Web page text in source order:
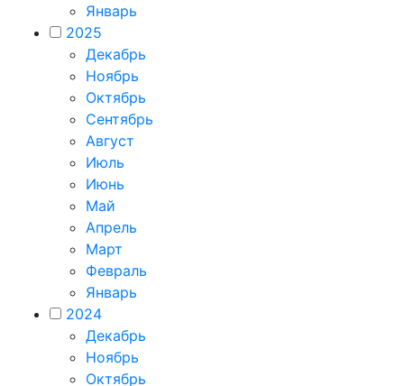
Январь
2025
Декабрь
Ноябрь
Октябрь
Сентябрь
Август
Июль
Июнь
Май
Апрель
Март
Февраль
Январь
2024
Декабрь
Ноябрь
Октябрь